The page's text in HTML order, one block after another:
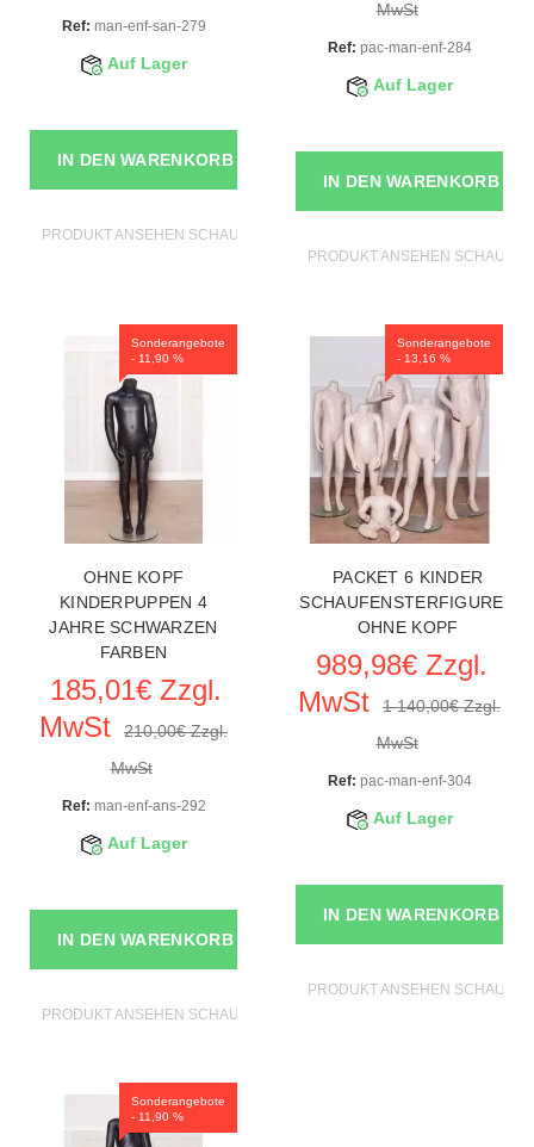
Ref: man-enf-san-279
Auf Lager
IN DEN WARENKORB
PRODUKT ANSEHEN SCHAUFENSTERFIGUREN
MwSt
Ref: pac-man-enf-284
Auf Lager
IN DEN WARENKORB
PRODUKT ANSEHEN
Sonderangebote
- 11,90 %
OHNE KOPF
KINDERPUPPEN 4
JAHRE SCHWARZEN
FARBEN
185,01€ Zzgl.
MwSt
210,00€ Zzgl.
MwSt
Ref: man-enf-ans-292
Auf Lager
IN DEN WARENKORB
PRODUKT ANSEHEN SCHAUFENSTERFIGUREN
Sonderangebote
- 13,16 %
PACKET 6 KINDER
SCHAUFENSTERFIGUREN
OHNE KOPF
989,98€ Zzgl.
MwSt
1 140,00€ Zzgl.
MwSt
Ref: pac-man-enf-304
Auf Lager
IN DEN WARENKORB
PRODUKT ANSEHEN
Sonderangebote
- 11,90 %